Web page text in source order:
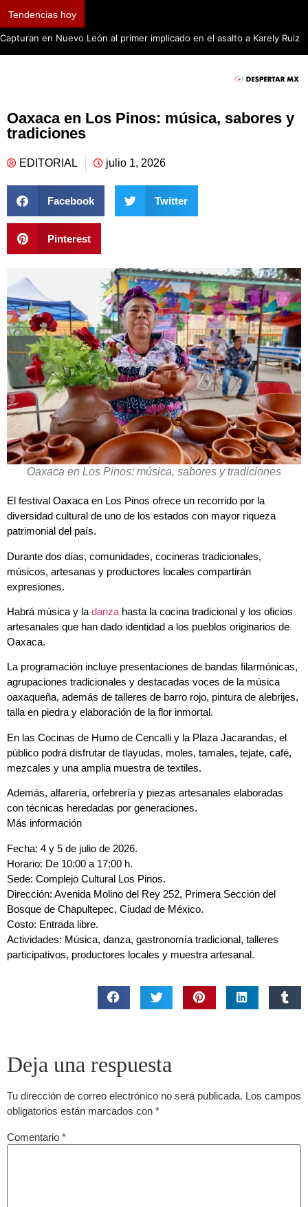
Tendencias hoy
Capturan en Nuevo León al primer implicado en el asalto a Karely Ruiz
Oaxaca en Los Pinos: música, sabores y
tradiciones
EDITORIAL julio 1, 2026
Facebook Twitter
Pinterest
Oaxaca en Los Pinos: música, sabores y tradiciones
El festival Oaxaca en Los Pinos ofrece un recorrido por la
diversidad cultural de uno de los estados con mayor riqueza
patrimonial del país.
Durante dos días, comunidades, cocineras tradicionales,
músicos, artesanas y productores locales compartirán
expresiones.
Habrá música y la danza hasta la cocina tradicional y los oficios
artesanales que han dado identidad a los pueblos originarios de
Oaxaca.
La programación incluye presentaciones de bandas filarmónicas,
agrupaciones tradicionales y destacadas voces de la música
oaxaqueña, además de talleres de barro rojo, pintura de alebrijes,
talla en piedra y elaboración de la flor inmortal.
En las Cocinas de Humo de Cencalli y la Plaza Jacarandas, el
público podrá disfrutar de tlayudas, moles, tamales, tejate, café,
mezcales y una amplia muestra de textiles.
Además, alfarería, orfebrería y piezas artesanales elaboradas
con técnicas heredadas por generaciones.
Más información
Fecha: 4 y 5 de julio de 2026.
Horario: De 10:00 a 17:00 h.
Sede: Complejo Cultural Los Pinos.
Dirección: Avenida Molino del Rey 252, Primera Sección del
Bosque de Chapultepec, Ciudad de México.
Costo: Entrada libre.
Actividades: Música, danza, gastronomía tradicional, talleres
participativos, productores locales y muestra artesanal.
Deja una respuesta
Tu dirección de correo electrónico no será publicada. Los campos
obligatorios están marcados con *
Comentario *